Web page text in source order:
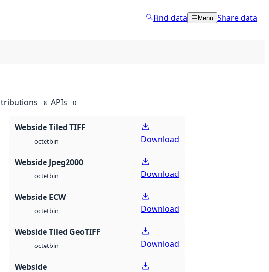
Find data Menu Share data
8 APIs 0
Webside Tiled TIFF
octetbin Download
Webside Jpeg2000
octetbin Download
Webside ECW
octetbin Download
Webside Tiled GeoTIFF
octetbin Download
Webside